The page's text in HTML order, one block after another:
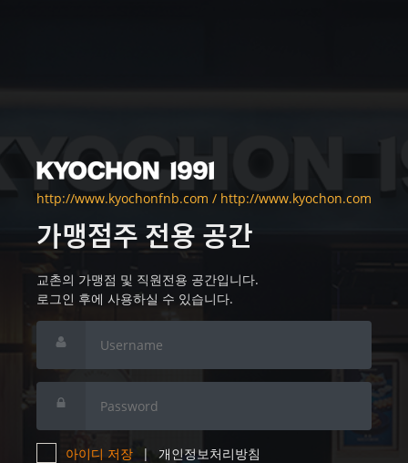
http://www.kyochonfnb.com / http://www.kyochon.com
가맹점주 전용 공간
교촌의 가맹점 및 직원전용 공간입니다.
로그인 후에 사용하실 수 있습니다.
Username
Password
아이디 저장 | 개인정보처리방침